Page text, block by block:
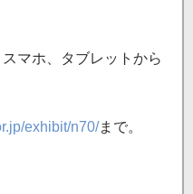
マホ、タブレットから
exhibit/n70/まで。